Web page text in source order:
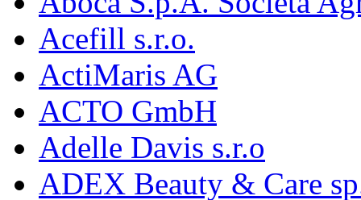
Acefill s.r.o.
ActiMaris AG
ACTO GmbH
Adelle Davis s.r.o
ADEX Beauty & Care